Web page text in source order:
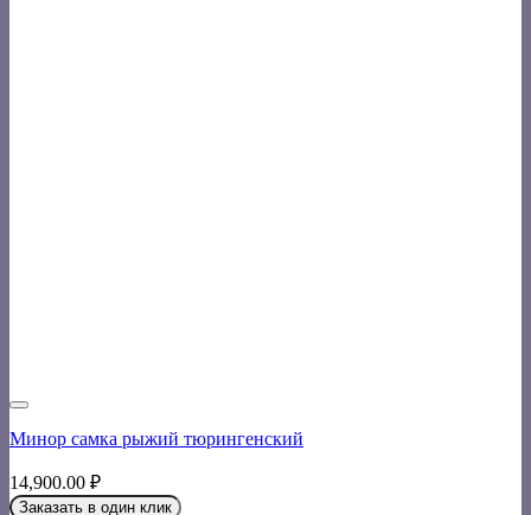
Минор самка рыжий тюрингенский
14,900.00 ₽
Заказать в один клик